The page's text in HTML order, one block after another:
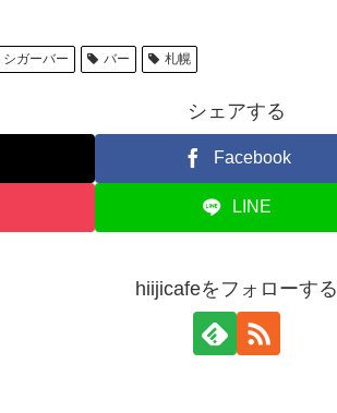
シガーバー バー 札幌
シェアする
Facebook
LINE
hiijicafeをフォローする